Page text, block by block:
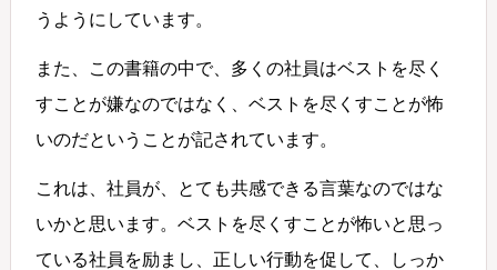
うようにしています。
また、この書籍の中で、多くの社員はベストを尽く
すことが嫌なのではなく、ベストを尽くすことが怖
いのだということが記されています。
これは、社員が、とても共感できる言葉なのではな
いかと思います。ベストを尽くすことが怖いと思っ
ている社員を励まし、正しい行動を促して、しっか